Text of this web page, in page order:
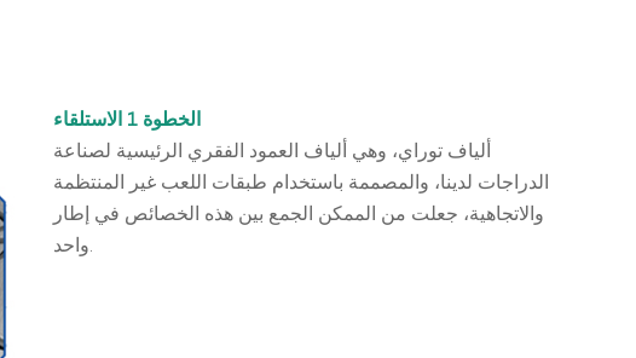
الخطوة 1 الاستلقاء
ألياف توراي، وهي ألياف العمود الفقري الرئيسية لصناعة
الدراجات لدينا، والمصممة باستخدام طبقات اللعب غير المنتظمة
والاتجاهية، جعلت من الممكن الجمع بين هذه الخصائص في إطار
واحد.